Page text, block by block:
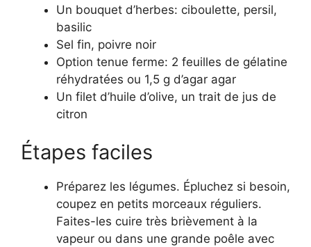
Un bouquet d’herbes: ciboulette, persil,
basilic
Sel fin, poivre noir
Option tenue ferme: 2 feuilles de gélatine
réhydratées ou 1,5 g d’agar agar
Un filet d’huile d’olive, un trait de jus de
citron
Étapes faciles
Préparez les légumes. Épluchez si besoin,
coupez en petits morceaux réguliers.
Faites-les cuire très brièvement à la
vapeur ou dans une grande poêle avec